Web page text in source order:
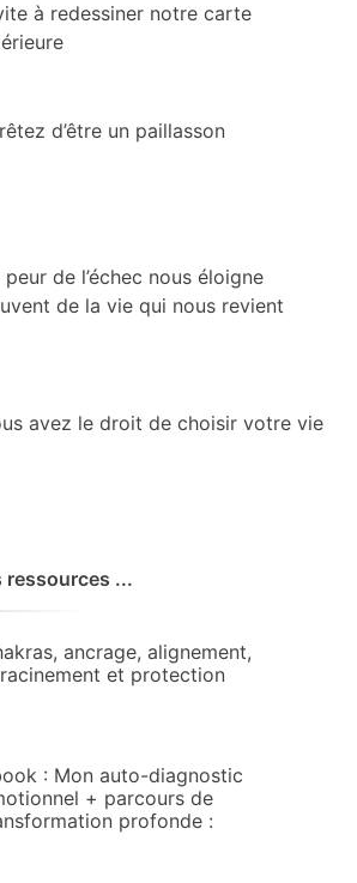
à redessiner notre carte
d’être un paillasson
peur de l’échec nous éloigne
de la vie qui nous revient
avez le droit de choisir votre vie
ressources ...
ancrage, alignement,
et protection
: Mon auto-diagnostic
+ parcours de
profonde :